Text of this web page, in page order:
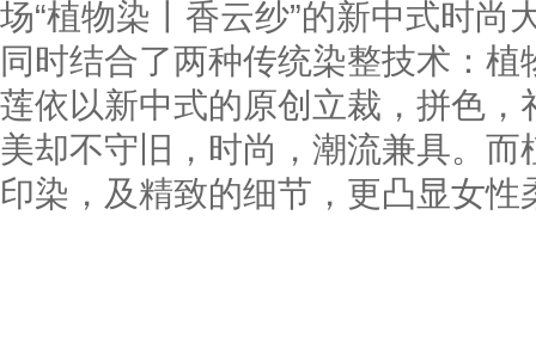
场“植物染丨香云纱”的新中式时尚
同时结合了两种传统染整技术：
莲依以新中式的原创立裁，拼色
美却不守旧，时尚，潮流兼具。
印染，及精致的细节，更凸显女